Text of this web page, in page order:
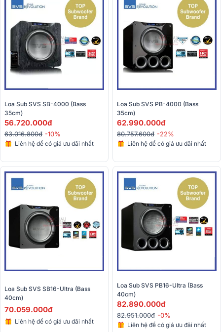
Loa Sub SVS SB-4000 (Bass
35cm)
56.720.000đ
63.016.800đ -10%
Liên hệ để có giá ưu đãi nhất
Loa Sub SVS PB-4000 (Bass
35cm)
62.990.000đ
80.757.600đ -22%
Liên hệ để có giá ưu đãi nhất
Loa Sub SVS SB16-Ultra (Bass
40cm)
70.059.000đ
Liên hệ để có giá ưu đãi nhất
Loa Sub SVS PB16-Ultra (Bass
40cm)
82.890.000đ
82.951.000đ -0%
Liên hệ để có giá ưu đãi nhất